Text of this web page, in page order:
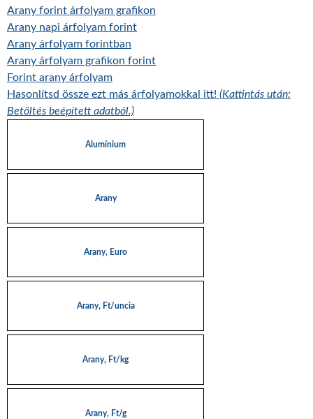
Arany forint árfolyam grafikon
Arany napi árfolyam forint
Arany árfolyam forintban
Arany árfolyam grafikon forint
Forint arany árfolyam
Hasonlítsd össze ezt más árfolyamokkal itt! (Kattintás után:
Betöltés beépített adatból.)
Alumínium
Arany
Arany, Euro
Arany, Ft/uncia
Arany, Ft/kg
Arany, Ft/g